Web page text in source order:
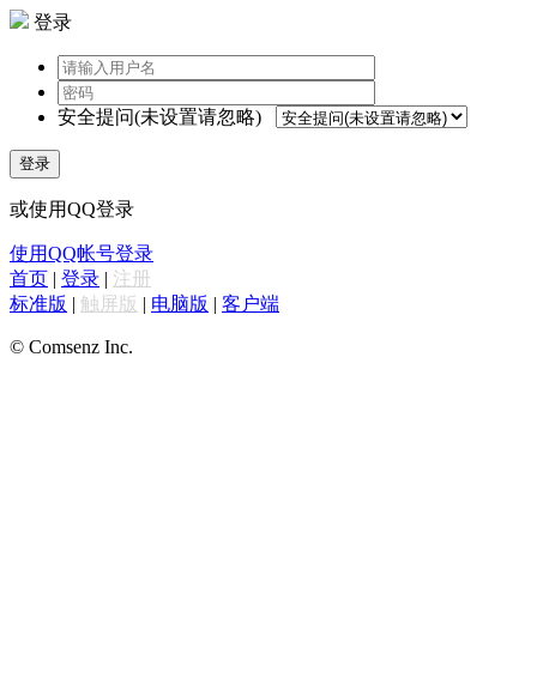
登录
安全提问(未设置请忽略)
登录
或使用QQ登录
使用QQ帐号登录
首页 | 登录 | 注册
标准版 | 触屏版 | 电脑版 | 客户端
© Comsenz Inc.